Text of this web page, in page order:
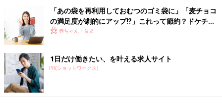
を外側に出します。
布おむつを替えるときに用意するもの
「あの袋を再利用しておむつのゴミ袋に」「麦チョコ
の満足度が劇的にアップ⁉」これって節約？ドケチ？
ちょっと笑える節約エピソード
赤ちゃん・育児
1日だけ働きたい、を叶える求人サイト
PR(ショットワークス)